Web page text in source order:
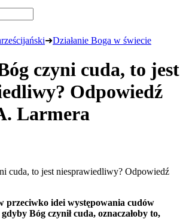
➜Działanie Boga w świecie
czyni cuda, to jest
Odpowiedź
Larmera
przeciwko idei występowania cudów
gdyby Bóg czynił cuda, oznaczałoby to,